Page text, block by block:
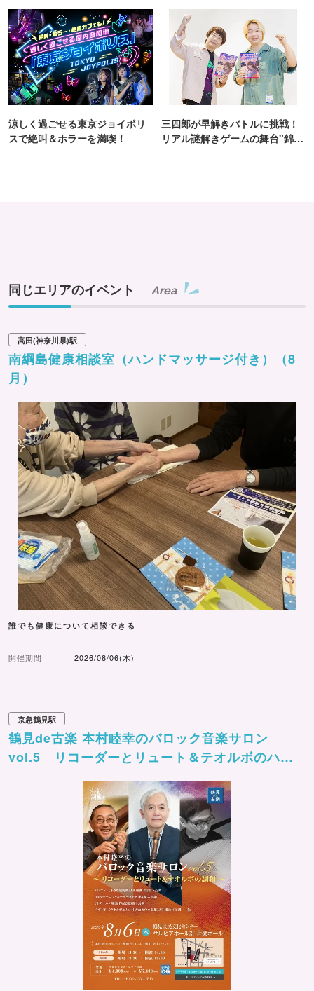
涼しく過ごせる東京ジョイポリ
スで絶叫＆ホラーを満喫！
三四郎が早解きバトルに挑戦！
リアル謎解きゲームの舞台"錦糸
同じエリアのイベント Area
高田(神奈川県)駅
南綱島健康相談室（ハンドマッサージ付き）（8
月）
誰でも健康について相談できる
開催期間 2026/08/06(木)
京急鶴見駅
鶴見de古楽 本村睦幸のバロック音楽サロン
vol.5 リコーダーとリュート＆テオルボのハー